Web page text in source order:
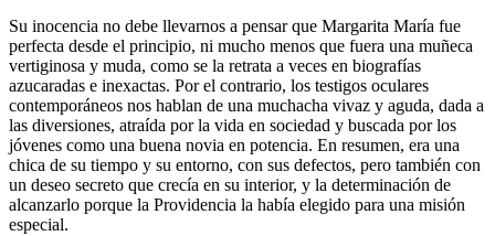
Su inocencia no debe llevarnos a pensar que Margarita María fue
perfecta desde el principio, ni mucho menos que fuera una muñeca
vertiginosa y muda, como se la retrata a veces en biografías
azucaradas e inexactas. Por el contrario, los testigos oculares
contemporáneos nos hablan de una muchacha vivaz y aguda, dada a
las diversiones, atraída por la vida en sociedad y buscada por los
jóvenes como una buena novia en potencia. En resumen, era una
chica de su tiempo y su entorno, con sus defectos, pero también con
un deseo secreto que crecía en su interior, y la determinación de
alcanzarlo porque la Providencia la había elegido para una misión
especial.